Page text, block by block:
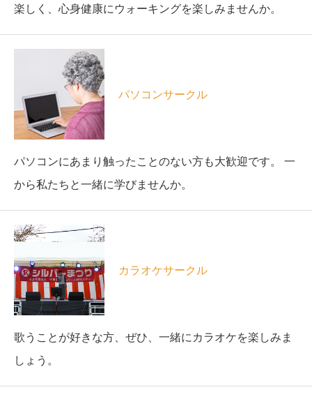
楽しく、心身健康にウォーキングを楽しみませんか。
パソコンサークル
パソコンにあまり触ったことのない方も大歓迎です。 一
から私たちと一緒に学びませんか。
カラオケサークル
歌うことが好きな方、ぜひ、一緒にカラオケを楽しみま
しょう。